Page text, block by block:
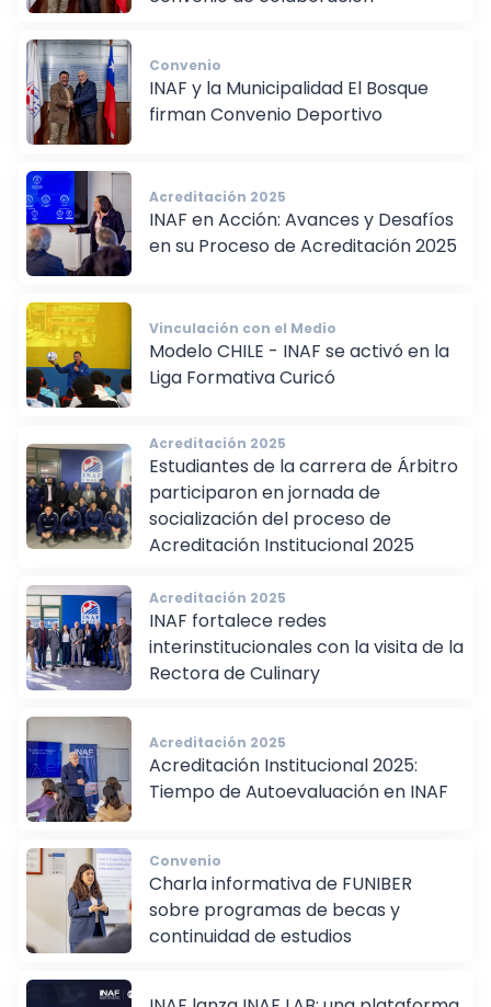
Convenio
INAF y la Municipalidad El Bosque
firman Convenio Deportivo
Acreditación 2025
INAF en Acción: Avances y Desafíos
Vinculación con el Medio
Modelo CHILE - INAF se activó en la
Liga Formativa Curicó
Acreditación 2025
Estudiantes de la carrera de Árbitro
participaron en jornada de
socialización del proceso de
Acreditación 2025
INAF fortalece redes
interinstitucionales con la visita de la
Rectora de Culinary
Acreditación 2025
Acreditación Institucional 2025:
Tiempo de Autoevaluación en INAF
Convenio
Charla informativa de FUNIBER
sobre programas de becas y